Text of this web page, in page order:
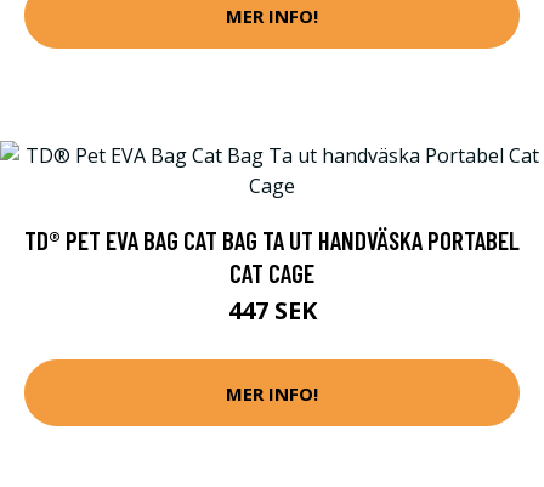
MER INFO!
TD® PET EVA BAG CAT BAG TA UT HANDVÄSKA PORTABEL
CAT CAGE
447 SEK
MER INFO!